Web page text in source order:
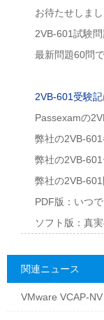
お待たせしまし
2VB-601試験
最新問題60問
2VB-601受験記
Passexamの
弊社の2VB-
弊社の2VB-
弊社の2VB-
PDF版：いつ
ソフト版：真
関連ニュース
VMware VCAP-